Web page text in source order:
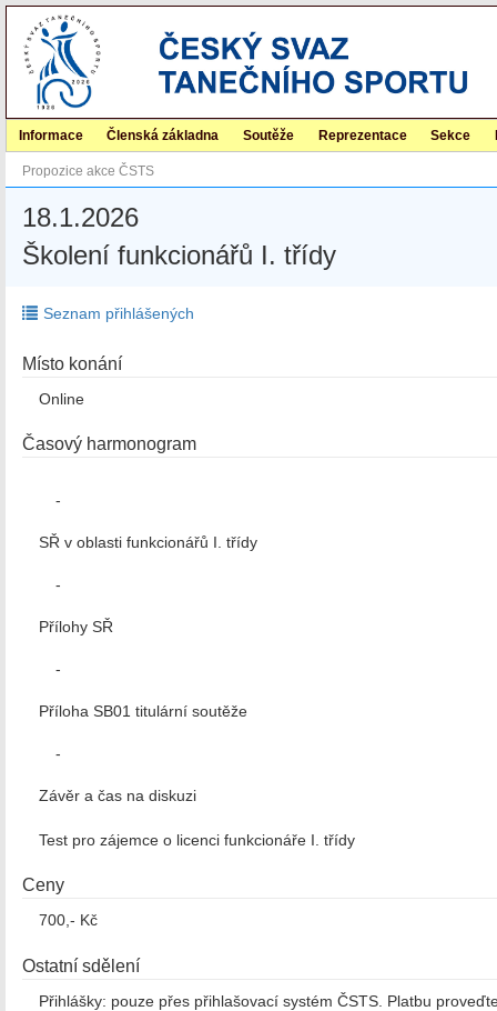
Informace Členská základna Soutěže Reprezentace Sekce
Propozice akce ČSTS
18.1.2026
Školení funkcionářů I. třídy
Seznam přihlášených
Místo konání
Online
Časový harmonogram
-
SŘ v oblasti funkcionářů I. třídy
-
Přílohy SŘ
-
Příloha SB01 titulární soutěže
-
Závěr a čas na diskuzi
Test pro zájemce o licenci funkcionáře I. třídy
Ceny
700,- Kč
Ostatní sdělení
Přihlášky: pouze přes přihlašovací systém ČSTS. Platbu